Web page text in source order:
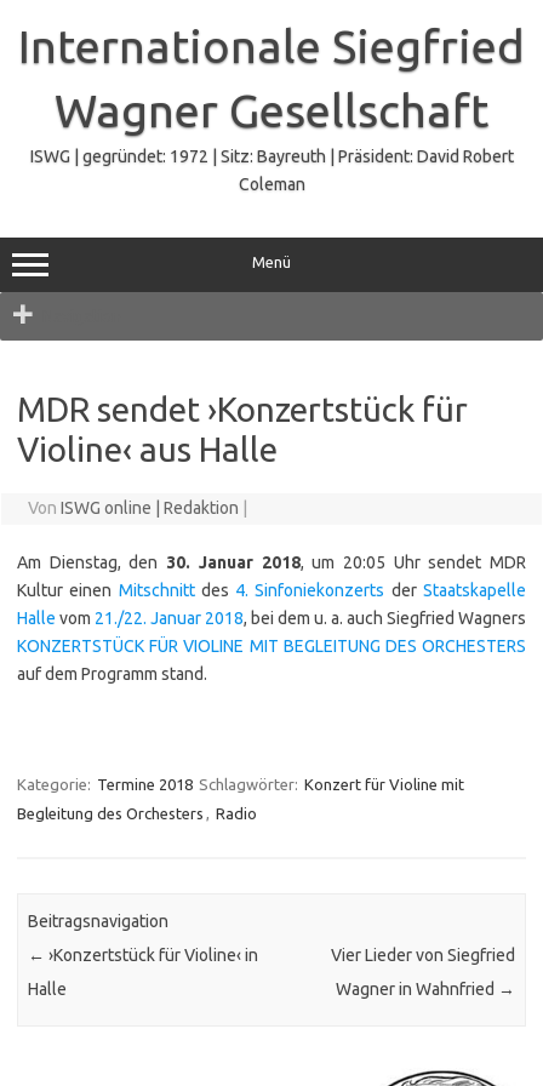
springen
Internationale Siegfried
Wagner Gesellschaft
ISWG | gegründet: 1972 | Sitz: Bayreuth | Präsident: David Robert
Coleman
Menü
MDR sendet ›Konzertstück für
Violine‹ aus Halle
Von ISWG online | Redaktion
Am Dienstag, den 30. Januar 2018, um 20:05 Uhr sendet MDR
Kultur einen Mitschnittdes 4. Sinfoniekonzerts derStaatskapelle
Halle vom 21./22. Januar 2018, bei dem u. a. auch Siegfried Wagners
KONZERTSTÜCK FÜR VIOLINE MIT BEGLEITUNG DES ORCHESTERS
auf dem Programm stand.
Kategorie: Termine 2018 Schlagwörter: Konzert für Violine mit
Begleitung des Orchesters , Radio
Beitragsnavigation
← ›Konzertstück für Violine‹ in
Halle
Vier Lieder von Siegfried
Wagner in Wahnfried →